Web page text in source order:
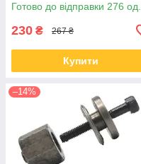
Готово до відправки 276 од.
230 ₴ 267 ₴
Купити
–14%